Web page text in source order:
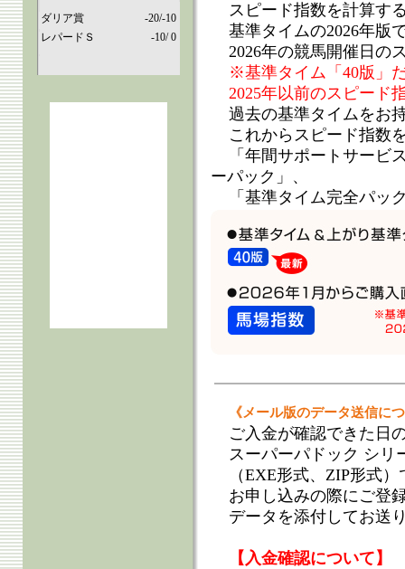
ダリア賞
-20/-10
レパードＳ
-10/ 0
スピード指数を計算す
基準タイムの2026年版
2026年の競馬開催日の
※基準タイム「40版」
2025年以前のスピード
過去の基準タイムをお
これからスピード指数
「年間サポートサービ
ーパック」、
「基準タイム完全パッ
《メール版のデータ送信に
ご入金が確認できた日
スーパーパドック シリ
（EXE形式、ZIP形式）
お申し込みの際にご登
データを添付してお送
【入金確認について】